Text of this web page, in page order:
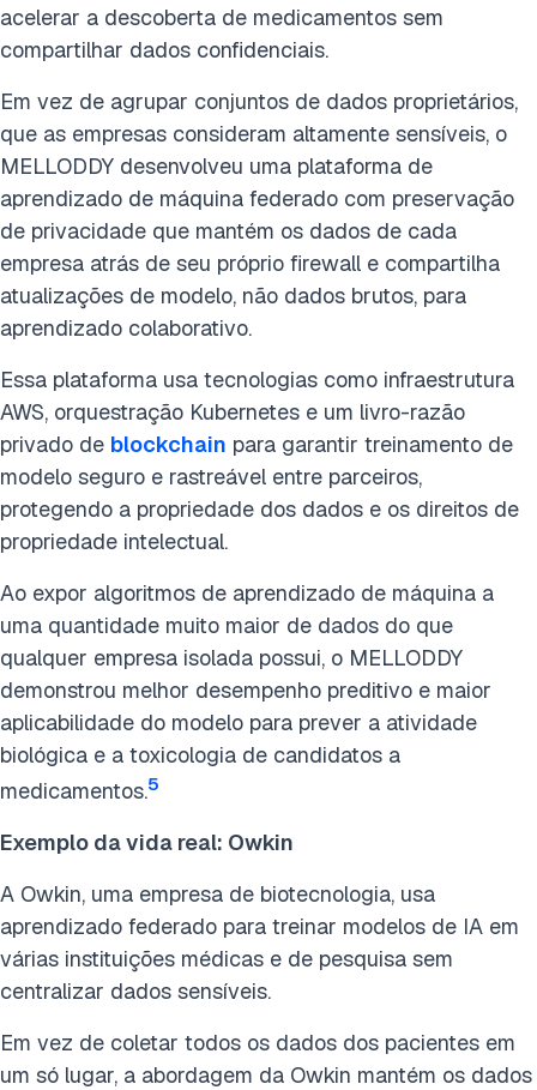
acelerar a descoberta de medicamentos sem
compartilhar dados confidenciais.
Em vez de agrupar conjuntos de dados proprietários,
que as empresas consideram altamente sensíveis, o
MELLODDY desenvolveu uma plataforma de
aprendizado de máquina federado com preservação
de privacidade que mantém os dados de cada
empresa atrás de seu próprio firewall e compartilha
atualizações de modelo, não dados brutos, para
aprendizado colaborativo.
Essa plataforma usa tecnologias como infraestrutura
AWS, orquestração Kubernetes e um livro-razão
privado de blockchain para garantir treinamento de
modelo seguro e rastreável entre parceiros,
protegendo a propriedade dos dados e os direitos de
propriedade intelectual.
Ao expor algoritmos de aprendizado de máquina a
uma quantidade muito maior de dados do que
qualquer empresa isolada possui, o MELLODDY
demonstrou melhor desempenho preditivo e maior
aplicabilidade do modelo para prever a atividade
biológica e a toxicologia de candidatos a
medicamentos.5
Exemplo da vida real: Owkin
A Owkin, uma empresa de biotecnologia, usa
aprendizado federado para treinar modelos de IA em
várias instituições médicas e de pesquisa sem
centralizar dados sensíveis.
Em vez de coletar todos os dados dos pacientes em
um só lugar, a abordagem da Owkin mantém os dados